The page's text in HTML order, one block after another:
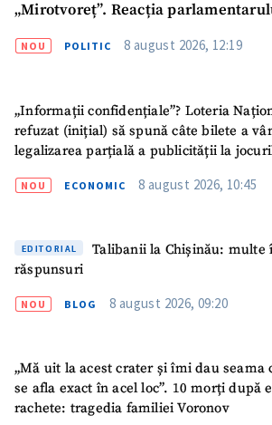
SUSȚINE
„Mirotvoreț”. Reacția
NOU POLITIC 8 august 2026, 12:19
„Informații confidențiale”? Loteria
refuzat (inițial) să spună câte bilete a
legalizarea parțială a publicității la
NOU ECONOMIC 8 august 2026, 10:45
EDITORIAL
Talibanii la Chișinău:
răspunsuri
NOU BLOG 8 august 2026, 09:20
„Mă uit la acest crater și îmi dau
se afla exact în acel loc”. 10 morți după
rachete: tragedia familiei Voronov